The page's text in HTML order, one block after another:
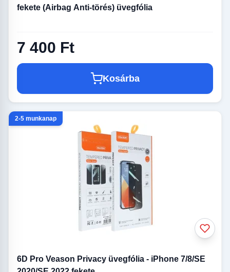
fekete (Airbag Anti-törés) üvegfólia
7 400 Ft
Kosárba
2-5 munkanap
6D Pro Veason Privacy üvegfólia - iPhone 7/8/SE